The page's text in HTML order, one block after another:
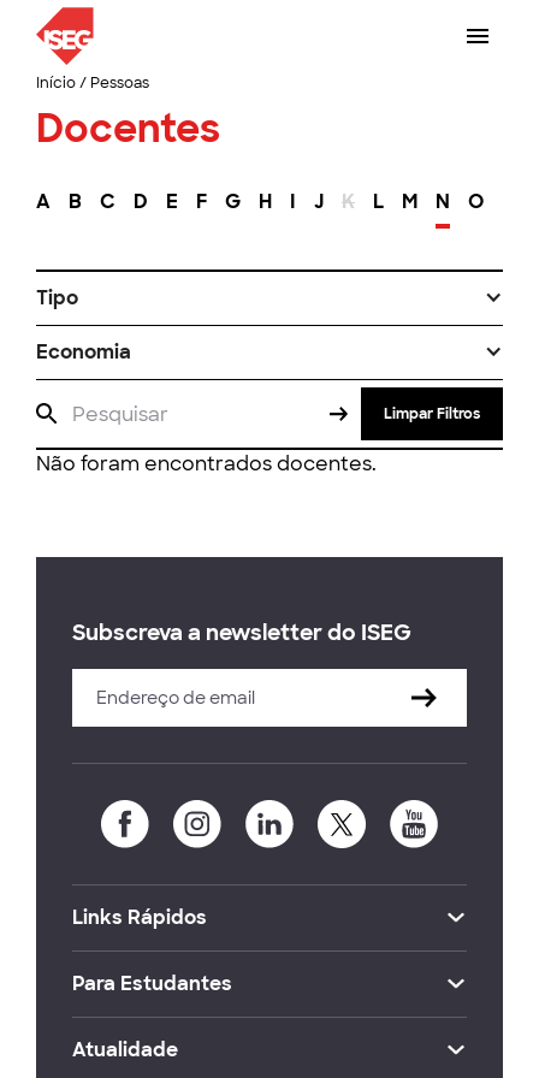
Início/ Pessoas
Docentes
A B C D E F G H I J K L M N O
Tipo
Economia
Limpar Filtros
Não foram encontrados docentes.
Subscreva a newsletter do ISEG
Links Rápidos
Para Estudantes
Atualidade